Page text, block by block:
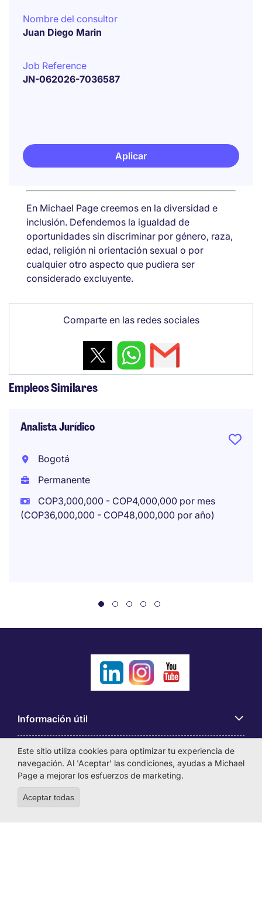
Nombre del consultor
Juan Diego Marin
Job Reference
JN-062026-7036587
Aplicar
En Michael Page creemos en la diversidad e
inclusión. Defendemos la igualdad de
oportunidades sin discriminar por género, raza,
edad, religión ni orientación sexual o por
cualquier otro aspecto que pudiera ser
considerado excluyente.
Comparte en las redes sociales
Empleos Similares
Analista Jurídico
Bogotá
Permanente
COP3,000,000 - COP4,000,000 por mes
(COP36,000,000 - COP48,000,000 por año)
Información útil
Búsqueda de empleo
Empresas
Este sitio utiliza cookies para optimizar tu experiencia de
navegación. Al 'Aceptar' las condiciones, ayudas a Michael
Page a mejorar los esfuerzos de marketing.
Aceptar todas